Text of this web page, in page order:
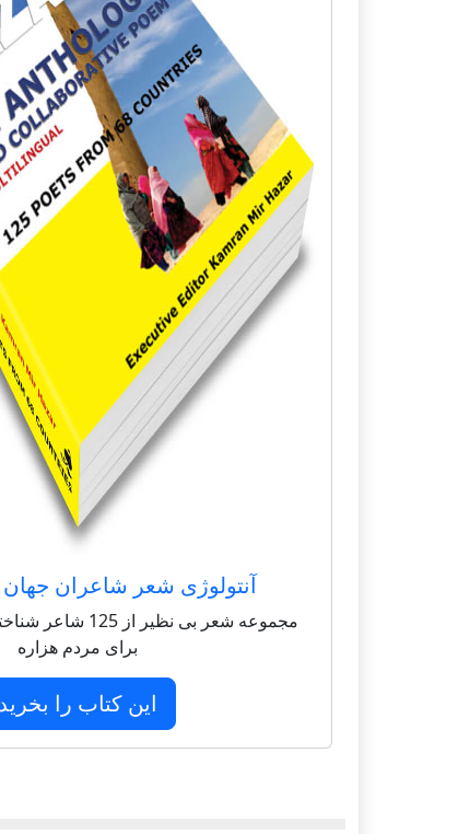
آنتولوژی شعر شاعران جهان
مجموعه شعر بی نظیر
برای مردم هزاره
این کتاب را بخرید